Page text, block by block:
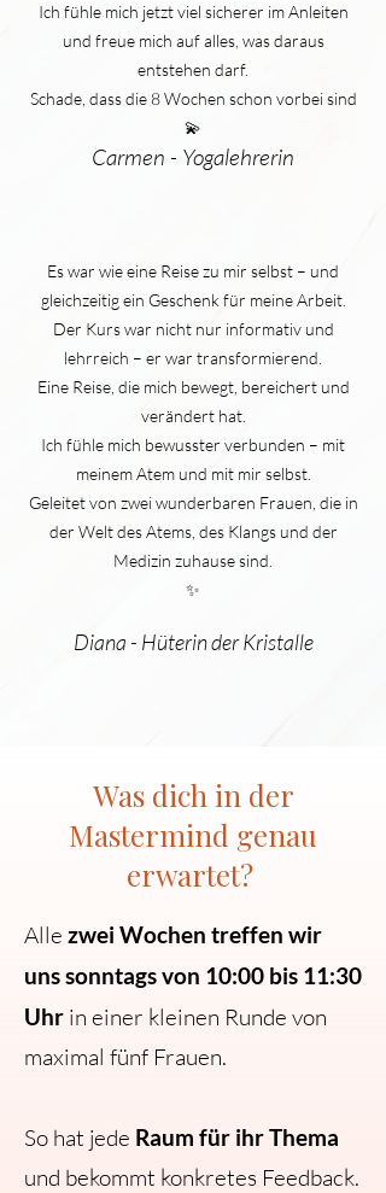
Ich fühle mich jetzt viel sicherer im Anleiten
und freue mich auf alles, was daraus
entstehen darf.
Schade, dass die 8 Wochen schon vorbei sind
💫
Carmen - Yogalehrerin
Es war wie eine Reise zu mir selbst – und
gleichzeitig ein Geschenk für meine Arbeit.
Der Kurs war nicht nur informativ und
lehrreich – er war transformierend.
Eine Reise, die mich bewegt, bereichert und
verändert hat.
Ich fühle mich bewusster verbunden – mit
meinem Atem und mit mir selbst.
Geleitet von zwei wunderbaren Frauen, die in
der Welt des Atems, des Klangs und der
Medizin zuhause sind.
✨
Diana - Hüterin der Kristalle
Was dich in der
Mastermind genau
erwartet?
Alle zwei Wochen treffen wir
uns sonntags von 10:00 bis 11:30
Uhr in einer kleinen Runde von
maximal fünf Frauen.
So hat jede Raum für ihr Thema
und bekommt konkretes Feedback.